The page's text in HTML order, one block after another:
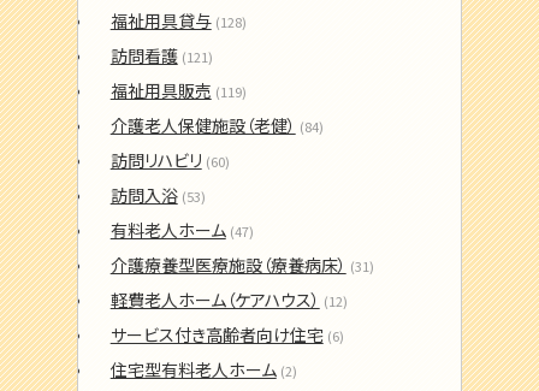
福祉用具貸与 (128)
訪問看護 (121)
福祉用具販売 (119)
介護老人保健施設（老健） (84)
訪問リハビリ (60)
訪問入浴 (53)
有料老人ホーム (47)
介護療養型医療施設（療養病床） (31)
軽費老人ホーム（ケアハウス） (12)
サービス付き高齢者向け住宅 (6)
住宅型有料老人ホーム (2)